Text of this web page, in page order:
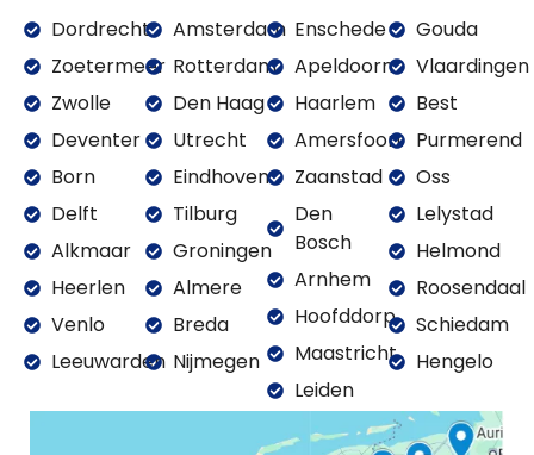
Dordrecht
Zoetermeer
Zwolle
Deventer
Born
Delft
Alkmaar
Heerlen
Venlo
Leeuwarden
Amsterdam
Rotterdam
Den Haag
Utrecht
Eindhoven
Tilburg
Groningen
Almere
Breda
Nijmegen
Enschede
Apeldoorn
Haarlem
Amersfoort
Zaanstad
Den
Bosch
Arnhem
Hoofddorp
Maastricht
Leiden
Gouda
Vlaardingen
Best
Purmerend
Oss
Lelystad
Helmond
Roosendaal
Schiedam
Hengelo